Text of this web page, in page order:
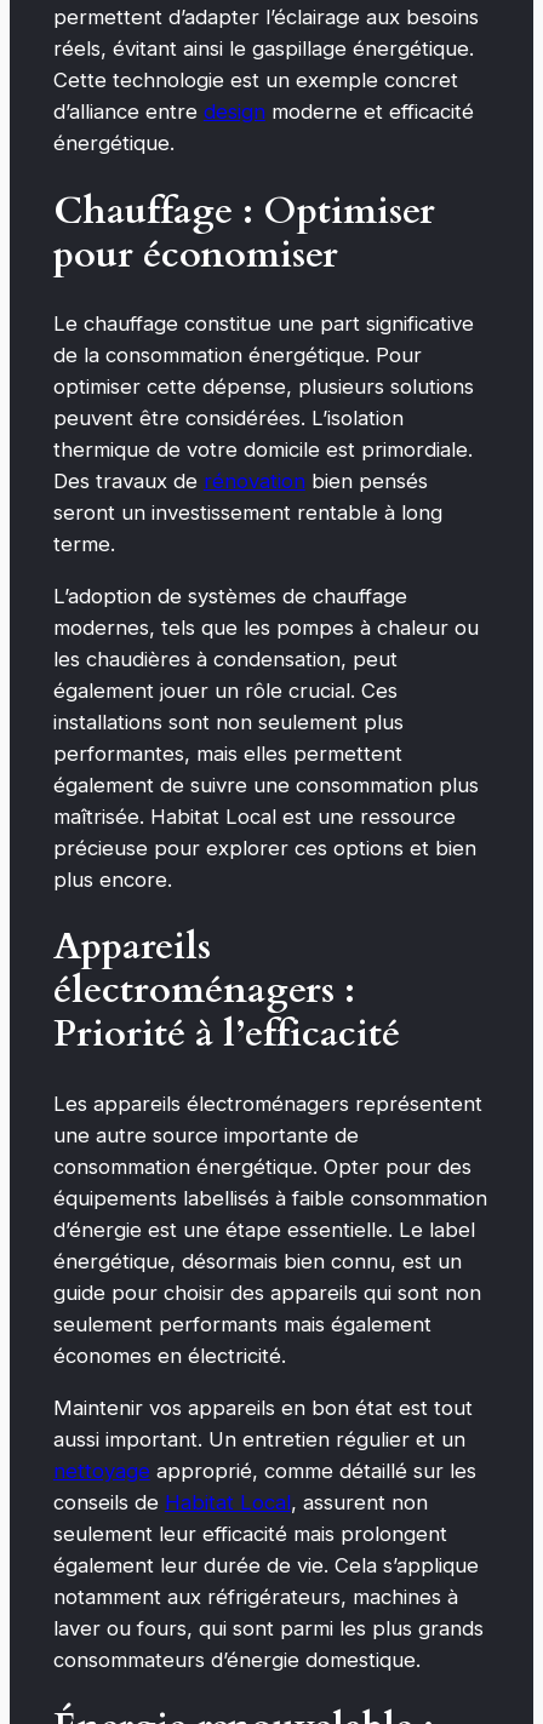
permettent d’adapter l’éclairage aux besoins
réels, évitant ainsi le gaspillage énergétique.
Cette technologie est un exemple concret
d’alliance entre designmoderne et efficacité
énergétique.
Chauffage : Optimiser
pour économiser
Le chauffage constitue une part significative
de la consommation énergétique. Pour
optimiser cette dépense, plusieurs solutions
peuvent être considérées. L’isolation
thermique de votre domicile est primordiale.
Des travaux de rénovationbien pensés
seront un investissement rentable à long
terme.
L’adoption de systèmes de chauffage
modernes, tels que les pompes à chaleur ou
les chaudières à condensation, peut
également jouer un rôle crucial. Ces
installations sont non seulement plus
performantes, mais elles permettent
également de suivre une consommation plus
maîtrisée. Habitat Local est une ressource
précieuse pour explorer ces options et bien
plus encore.
Appareils
électroménagers :
Priorité à l’efficacité
Les appareils électroménagers représentent
une autre source importante de
consommation énergétique. Opter pour des
équipements labellisés à faible consommation
d’énergie est une étape essentielle. Le label
énergétique, désormais bien connu, est un
guide pour choisir des appareils qui sont non
seulement performants mais également
économes en électricité.
Maintenir vos appareils en bon état est tout
aussi important. Un entretien régulier et un
nettoyage approprié, comme détaillé sur les
conseils de Habitat Local, assurent non
seulement leur efficacité mais prolongent
également leur durée de vie. Cela s’applique
notamment aux réfrigérateurs, machines à
laver ou fours, qui sont parmi les plus grands
consommateurs d’énergie domestique.